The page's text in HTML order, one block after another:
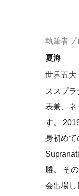
執筆者プ
夏海
世界五大
ススプ
表兼、ネ
す。
身初めて
勝。 そ
会出場し